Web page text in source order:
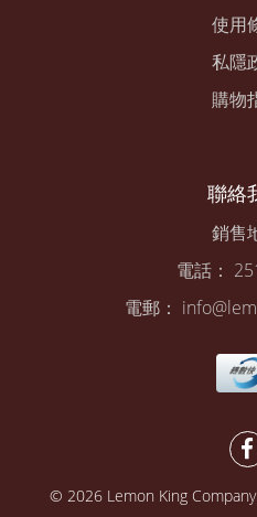
使用
私隱
購物
聯絡
銷售
電話：
電郵：
© 2026 Lemon King